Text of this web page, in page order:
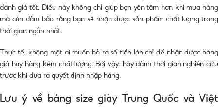
đánh giá tốt. Điều này không chỉ giúp bạn yên tâm hơn khi mua hàng
mà còn đảm bảo rằng bạn sẽ nhận được sản phẩm chất lượng trong
thời gian ngắn nhất.
Thực tế, không một ai muốn bỏ ra số tiền lớn chỉ để nhận được hàng
giả hay hàng kém chất lượng. Bởi vậy, hãy dành thời gian nghiên cứu
trước khi đưa ra quyết định nhập hàng.
Lưu ý về bảng size giày Trung Quốc và Việt